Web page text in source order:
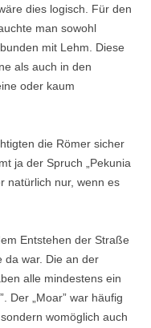
dies logisch. Für den
man sowohl
mit Lehm. Diese
als auch in den
oder kaum
die Römer sicher
ja der Spruch „Pekunia
natürlich nur, wenn es
Entstehen der Straße
da war. Die an der
alle mindestens ein
Der „Moar” war häufig
womöglich auch